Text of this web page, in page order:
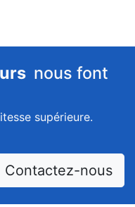
nous font
supérieure.
Contactez-nous